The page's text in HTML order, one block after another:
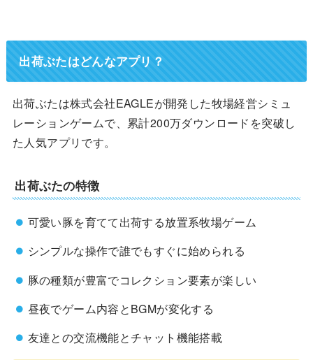
出荷ぶたはどんなアプリ？
出荷ぶたは株式会社EAGLEが開発した牧場経営シミュ
レーションゲームで、累計200万ダウンロードを突破し
た人気アプリです。
出荷ぶたの特徴
可愛い豚を育てて出荷する放置系牧場ゲーム
シンプルな操作で誰でもすぐに始められる
豚の種類が豊富でコレクション要素が楽しい
昼夜でゲーム内容とBGMが変化する
友達との交流機能とチャット機能搭載